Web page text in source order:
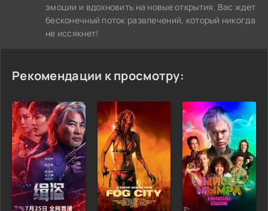
эмоции и вдохновить на новые открытия. Вас ждет
бесконечный поток развлечений, который никогда
не иссякнет!
Рекомендации к просмотру: